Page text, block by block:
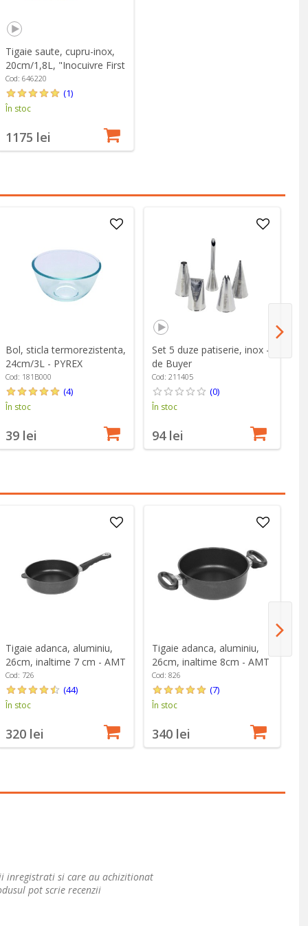
Tigaie saute, cupru-inox,
20cm/1,8L, "Inocuivre First
Classe" - de Buyer
Cod: 646220
(1)
În stoc
1175 lei
Bol, sticla termorezistenta,
24cm/3L - PYREX
Cod: 181B000
(4)
În stoc
39 lei
Set 5 duze patiserie, inox -
de Buyer
Cod: 211405
(0)
În stoc
94 lei
Tigaie adanca, aluminiu,
26cm, inaltime 7 cm - AMT
Gastroguss
Cod: 726
(44)
În stoc
320 lei
Tigaie adanca, aluminiu,
26cm, inaltime 8cm - AMT
Gastroguss
Cod: 826
(7)
În stoc
340 lei
inregistrati si care au achizitionat
pot scrie recenzii